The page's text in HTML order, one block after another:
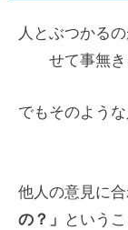
人とぶつかる
せて事無
でもそのよう
他人の意見に合
の？」 という